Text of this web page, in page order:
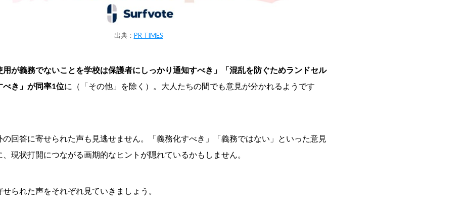
出典： PR TIMES
用が義務でないことを学校は保護者にしっかり通知すべき」「混乱を防ぐためランドセル
べき」が同率1位に（「その他」を除く）。大人たちの間でも意見が分かれるようです
の回答に寄せられた声も見逃せません。「義務化すべき」「義務ではない」といった意見
現状打開につながる画期的なヒントが隠れているかもしません。
られた声をそれぞれ見ていきましょう。